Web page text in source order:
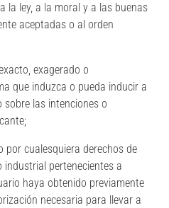
la ley, a la moral y a las buenas
aceptadas o al orden
exagerado o
que induzca o pueda inducir a
las intenciones o
por cualesquiera derechos de
industrial pertenecientes a
haya obtenido previamente
necesaria para llevar a